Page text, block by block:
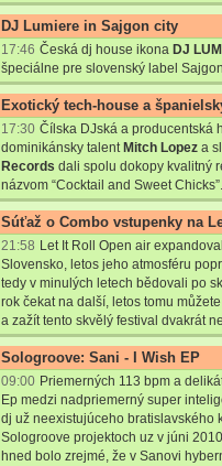
DJ Lumiere in Sajgon city
17:46 Česká dj house ikona DJ
špeciálne pre slovenský label
Exotický tech-house a
17:30 Čílska DJská a producentská
dominikánsky talent Mitch Lopez a
Records dali spolu dokopy kvalitný
názvom “Cocktail and Sweet Chicks”.
Súťaž o Combo vstupenky na
21:58 Let It Roll Open air
Slovensko, letos jeho atmosféru
tedy v minulých letech bědovali po
rok čekat na další, letos tomu
a zažít tento skvělý festival dvakrát
Sologroove: Sani - I Wish EP
09:00 Priemerných 113 bpm a
Ep medzi nadpriemerný super
dj už neexistujúceho bratislavského
Sologroove projektoch uz v júni
hned bolo zrejmé, že v Sanovi